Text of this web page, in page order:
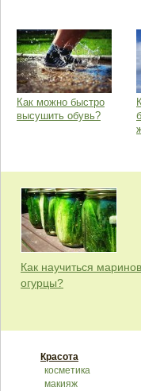
Как можно быстро
высушить обувь?
Как научиться
огурцы?
Красота
косметика
макияж